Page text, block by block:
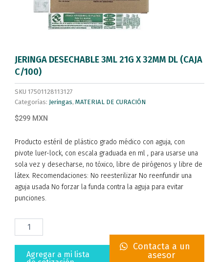
JERINGA DESECHABLE 3ML 21G X 32MM DL (CAJA
C/100)
SKU 17501128113127
Categorías: Jeringas, MATERIAL DE CURACIÓN
$299 MXN
Producto estéril de plástico grado médico con aguja, con
pivote luer-lock, con escala graduada en ml , para usarse una
sola vez y desecharse, no tóxico, libre de pirógenos y libre de
látex. Recomendaciones: No reesterilizar No reenfundir una
aguja usada No forzar la funda contra la aguja para evitar
punciones.
JERINGA
DESECHABLE
Agregar a mi lista
Contacta a un
asesor